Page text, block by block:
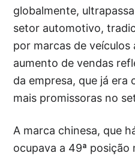
globalmente,
setor automotivo,
por marcas de veículos
aumento de vendas
da empresa, que já era
mais promissoras no
A marca chinesa, que
ocupava a 49ª